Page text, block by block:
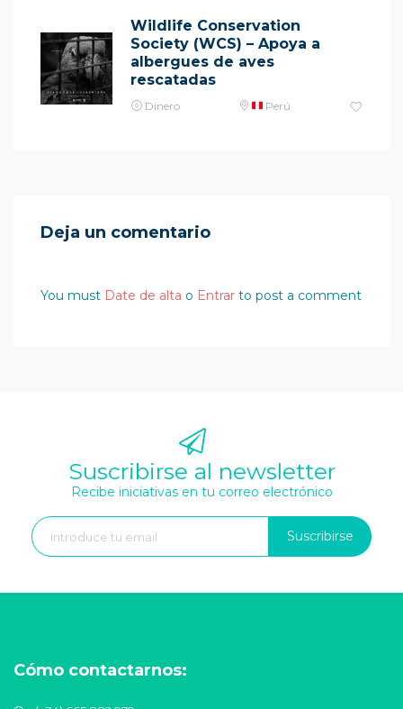
Wildlife Conservation
Society (WCS) – Apoya a
albergues de aves
rescatadas
Dinero Perú
Deja un comentario
You must Date de alta o Entrar to post a comment
Suscribirse al newsletter
Recibe iniciativas en tu correo electrónico
Suscribirse
Cómo contactarnos: